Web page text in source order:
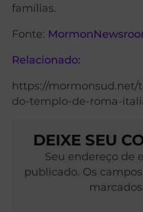
famílias.
Fonte:
Relacionado:
https://
do-templo-de-roma-
DEIXE SEU
Seu endereço de
publicado. Os